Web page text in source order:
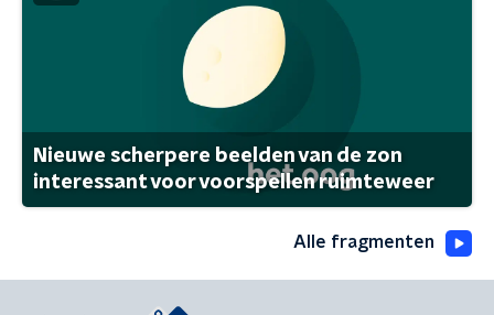
Nieuwe scherpere beelden van de zon
interessant voor voorspellen ruimteweer
Alle fragmenten